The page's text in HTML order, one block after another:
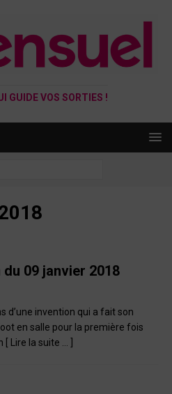
GUIDE VOS SORTIES !
09 janvier 2018
d’une invention qui a fait son
en salle pour la première fois
[ Lire la suite … ]